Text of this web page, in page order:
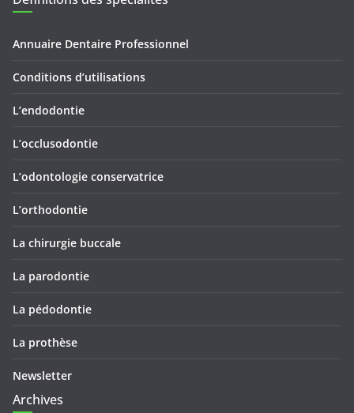
Annuaire Dentaire Professionnel
Conditions d’utilisations
L’endodontie
L’occlusodontie
L’odontologie conservatrice
L’orthodontie
La chirurgie buccale
La parodontie
La pédodontie
La prothèse
Newsletter
Archives